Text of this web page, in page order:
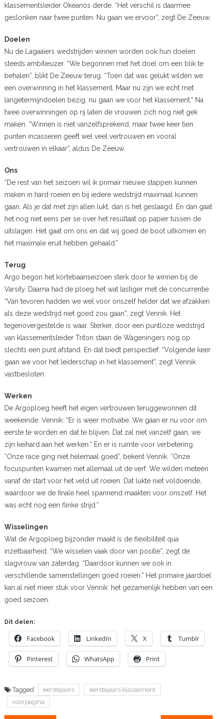
klassementsleider Okeanos derde. “Het verschil is daarmee
geslonken naar twee punten. Nu gaan we ervoor”, zegt De Zeeuw.
Doelen
Nu de Lagaaiers wedstrijden winnen worden ook hun doelen
steeds ambitieuzer. “We begonnen met het doel om een blik te
behalen”, blikt De Zeeuw terug. “Toen dat was gelukt wilden we
een overwinning in het klassement. Maar nu zijn we echt met
langetermijndoelen bezig, nu gaan we voor het klassement.” Na
twee overwinningen op rij laten de vrouwen zich nog niet gek
maken. “Winnen is niet vanzelfsprekend, maar twee keer tien
punten incasseren geeft wel veel vertrouwen en vooral
vertrouwen in elkaar”, aldus De Zeeuw.
Ons
“De rest van het seizoen wil ik primair nieuwe stappen kunnen
maken in hard roeien en bij iedere wedstrijd maximaal kunnen
gaan. Als je dat met zijn allen lukt, dan is het geslaagd. En dan gaat
het nog niet eens per se over het resultaat op papier tussen de
uitslagen. Het gaat om ons en dat wij goed de boot uitkomen en
het maximale eruit hebben gehaald.”
Terug
Argo begon het kortebaanseizoen sterk door te winnen bij de
Varsity. Daarna had de ploeg het wat lastiger met de concurrentie.
“Van tevoren hadden we wel voor onszelf helder dat we afzakken
als deze wedstrijd niet goed zou gaan”, zegt Vennik. Het
tegenovergestelde is waar. Sterker, door een puntloze wedstrijd
van klassementsleider Triton staan de Wageningers nog op
slechts een punt afstand. En dat biedt perspectief. “Volgende keer
gaan we voor het leiderschap in het klassement”, zegt Vennik
vastbesloten.
Werken
De Argoploeg heeft het eigen vertrouwen teruggewonnen dit
weekeinde. Vennik: “Er is weer motivatie. We gaan er nu voor om
eerste te worden en dat te blijven. Dat zal niet vanzelf gaan, we
zijn keihard aan het werken.” En er is ruimte voor verbetering.
“Onze race ging niet helemaal goed”, bekent Vennik. “Onze
focuspunten kwamen niet allemaal uit de verf. We wilden meteen
vanaf de start voor het veld uit roeien. Dat lukte niet voldoende,
waardoor we de finale heel spannend maakten voor onszelf. Het
was echt nog een flinke strijd.”
Wisselingen
Wat de Argoploeg bijzonder maakt is de flexibiliteit qua
inzetbaarheid. “We wisselen vaak door van positie”, zegt de
slagvrouw van zaterdag. “Daardoor kunnen we ook in
verschillende samenstellingen goed roeien.” Het primaire jaardoel
kan al niet meer stuk voor Vennik: het gezamenlijk hebben van een
goed seizoen.
Dit delen:
Facebook LinkedIn X Tumblr
Pinterest WhatsApp Print
Tagged eerstejaars
eerstejaars klassement
voorpagina